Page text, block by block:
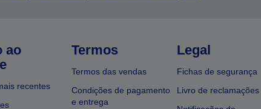
ao
recentes
Termos
Termos das vendas
Condições de pagamento
e entrega
Legal
Fichas de segurança
Livro de reclamações